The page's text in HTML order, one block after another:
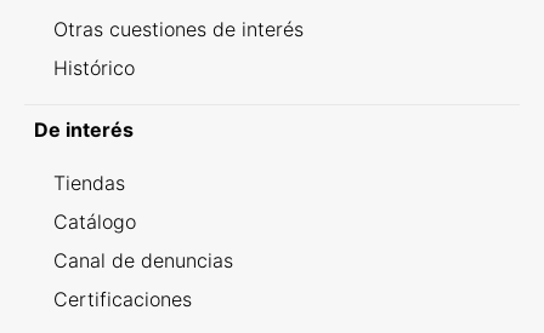
Otras cuestiones de interés
Histórico
De interés
Tiendas
Catálogo
Canal de denuncias
Certificaciones